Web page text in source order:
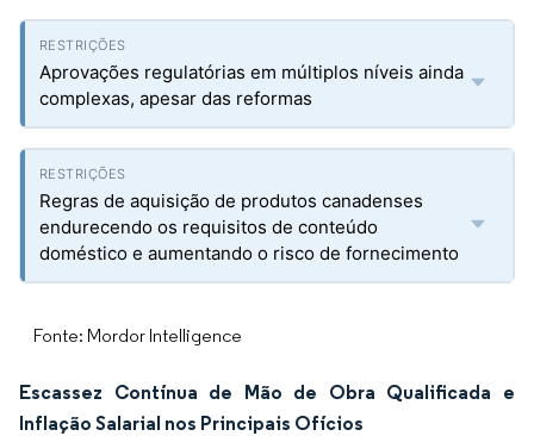
Aprovações regulatórias em múltiplos níveis ainda
complexas, apesar das reformas
Regras de aquisição de produtos canadenses
endurecendo os requisitos de conteúdo
doméstico e aumentando o risco de fornecimento
Fonte: Mordor Intelligence
Escassez Contínua de Mão de Obra Qualificada e
Inflação Salarial nos Principais Ofícios